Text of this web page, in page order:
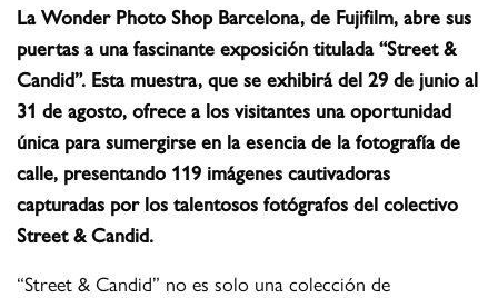
La Wonder Photo Shop Barcelona, de Fujifilm, abre sus
puertas a una fascinante exposición titulada “Street &
Candid”. Esta muestra, que se exhibirá del 29 de junio al
31 de agosto, ofrece a los visitantes una oportunidad
única para sumergirse en la esencia de la fotografía de
calle, presentando 119 imágenes cautivadoras
capturadas por los talentosos fotógrafos del colectivo
Street & Candid.
“Street & Candid” no es solo una colección de